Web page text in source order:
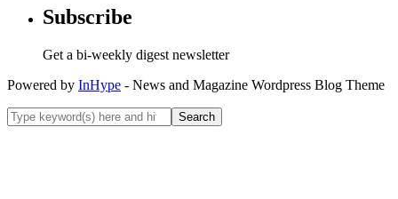
Subscribe
Get a bi-weekly digest newsletter
Powered by InHype - News and Magazine Wordpress Blog Theme